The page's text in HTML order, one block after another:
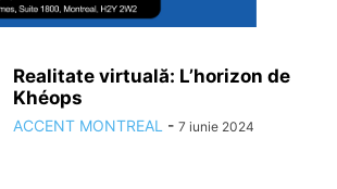
Realitate virtuală: L’horizon de
Khéops
ACCENT MONTREAL - 7 iunie 2024